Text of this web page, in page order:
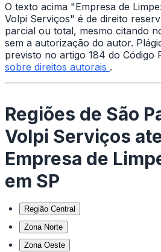
O texto acima "Empresa de
Volpi Serviços" é de direito
parcial ou total, mesmo citando
sem a autorização do autor.
previsto no artigo 184 do Código
sobre direitos autorais .
Regiões de São
Volpi Serviços
Empresa de
em SP
Região Central
Zona Norte
Zona Oeste